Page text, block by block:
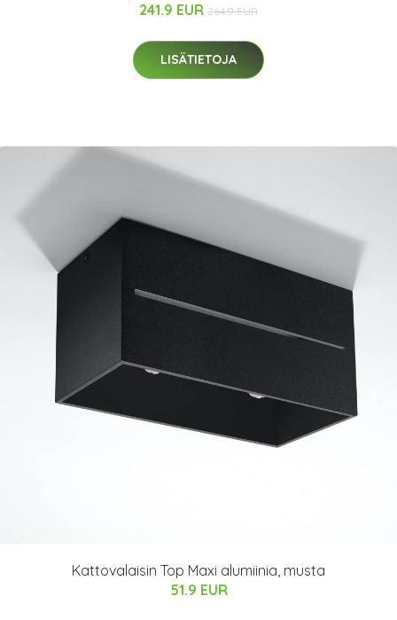
241.9 EUR 264.9 EUR
LISÄTIETOJA
Kattovalaisin Top Maxi alumiinia, musta
51.9 EUR